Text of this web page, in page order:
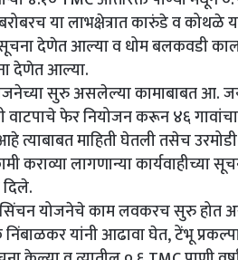
या लाभक्षेत्रात कारुंडे व कोथळे
देणेत आल्या व धोम बलकवडी
देणेत आल्या.
सुरु असलेल्या कामाबाबत आ.
वाटपाचे फेर नियोजन करून ४६
त्याबाबत माहिती घेतली तसेच
कराव्या लागणान्या कार्यवाहीच्या
योजनेचे काम लवकरच सुरु होत
यांनी आढावा घेत, टेंभू